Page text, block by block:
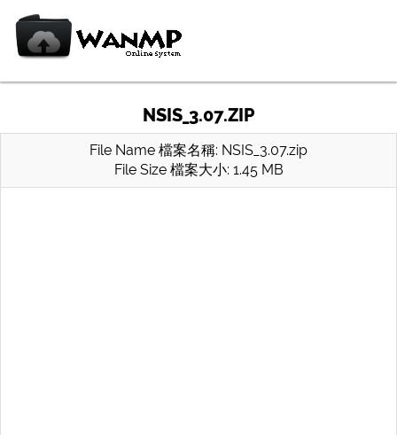
NSIS_3.07.ZIP
File Name 檔案名稱: NSIS_3.07.zip
File Size 檔案大小: 1.45 MB